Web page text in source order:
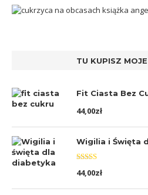
TU KUPISZ
Fit Ciasta Bez
44,00zł
Wigilia i Święta
Oceniono
5.00na 5
44,00zł